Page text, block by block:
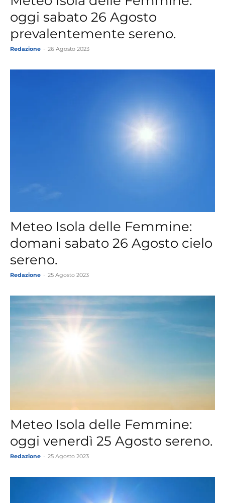
oggi sabato 26 Agosto
prevalentemente sereno.
Redazione 26 Agosto 2023
Meteo Isola delle Femmine:
domani sabato 26 Agosto cielo
sereno.
Redazione 25 Agosto 2023
Meteo Isola delle Femmine:
oggi venerdì 25 Agosto sereno.
Redazione 25 Agosto 2023